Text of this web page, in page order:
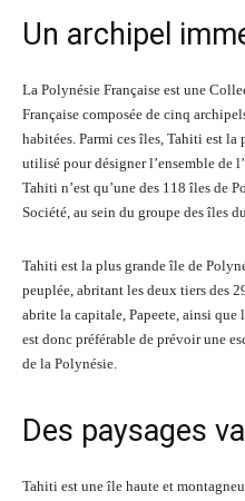
Un archipel
La Polynésie Française est une
Française composée de cinq
habitées. Parmi ces îles, Tahiti est
utilisé pour désigner l’ensemble de
Tahiti n’est qu’une des 118 îles de
Société, au sein du groupe des îles
Tahiti est la plus grande île de
peuplée, abritant les deux tiers des
abrite la capitale, Papeete, ainsi
est donc préférable de prévoir une
de la Polynésie.
Des paysages
Tahiti est une île haute et